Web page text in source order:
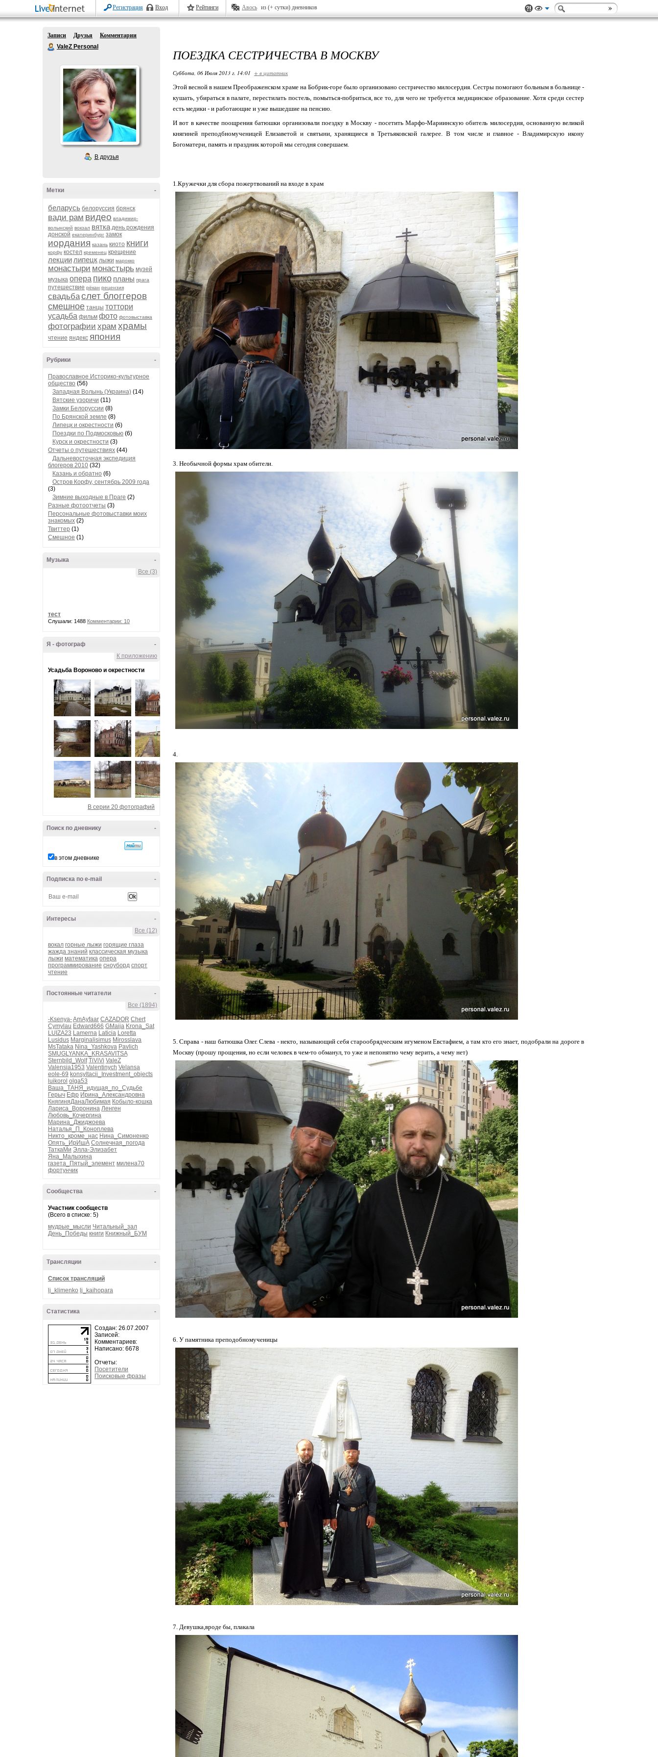
Регистрация Вход Рейтинги Авось из (+ сутки) дневников
Записи Друзья
Комментарии
ValeZ Personal
В друзья
-
Метки
беларусь белоруссия брянск
вади рам видео владимир-
волынский вокзал вятка день рождения
донской екатеринбург замок
иордания казань киото книги
корфу костел кременец крещение
лекции липецк лыжи марокко
монастыри монастырь музей
музыка опера пико планы прага
путешествие рёкан рецензия
свадьбаслет блоггеров
смешное танцы тоттори
усадьба фильм фото фотовыставка
фотографии храм храмы
чтение яндекс япония
-
Рубрики
Православное Историко-культурное
общество (56)
Западная Волынь (Украина) (14)
Вятские узоричи (11)
Замки Белоруссии (8)
По Брянской земле (8)
Липецк и окрестности (6)
Поездки по Подмосковью (6)
Курск и окрестности (3)
Отчеты о путешествиях (44)
Дальневосточная экспедиция
блогеров 2010 (32)
Казань и обратно (6)
Остров Корфу, сентябрь 2009 года
(3)
Зимние выходные в Праге (2)
Разные фотоотчеты (3)
Персональные фотовыставки моих
знакомых (2)
Твиттер (1)
Смешное (1)
-
Музыка
Все (3)
тест
Слушали: 1488 Комментарии: 10
-
Я - фотограф
К приложению
Усадьба Вороново и окрестности
В серии 20 фотографий
-
Поиск по дневнику
в этом дневнике
-
Подписка по e-mail
-
Интересы
Все (12)
вокал горные лыжи горящие глаза
жажда знаний классическая музыка
лыжи математика опера
программирование сноуборд спорт
чтение
-
Постоянные читатели
Все (1894)
-Ksenya-AmAyfaar CAZADOR Chert
Cymylau Edward666 GMaija Krona_Sat
LUIZA23 Lamerna Laticia Loretta
Lusidus Marginalisimus Mirosslava
MsTataka Nina_Yashkova Pavlich
SMUGLYANKA_KRASAVITSA
Sternbild_Wolf TiViVi ValeZ
Valensia1953 Valentinych Velansa
eole-69 konsyltacii_Investment_objects
luikorol olga53
Ваша_ТАНЯ_идущая_по_Судьбе
Герыч Ефр Ирина_Александровна
КнягиняДанаЛюбимая Кобыло-кошка
Лариса_Воронина Ленген
Любовь_Кочергина
Марина_Джиджоева
Наталья_П_Коноплева
Никто_кроме_нас Нина_Симоненко
Опять_ИрИшА Солнечная_погода
ТаткаМи Элла-Элизабет
Яна_Малыхина
газета_Пятый_элемент милена70
фортунчик
-
Сообщества
Участник сообществ
(Всего в списке: 5)
мудрые_мысли Читальный_зал
День_Победы книги Книжный_БУМ
-
Трансляции
Список трансляций
lj_klimenko lj_kaihopara
-
Статистика
Создан: 26.07.2007
Записей:
Комментариев:
Написано: 6678
Отчеты:
Посетители
Поисковые фразы
ПОЕЗДКА СЕСТРИЧЕСТВА В МОСКВУ
Суббота, 06 Июля 2013 г. 14:01 + в цитатник
Этой весной в нашем Преображенском храме на Бобрик-горе было организовано сестричество милосердия. Сестры помогают больным в больнице -
кушать, убираться в палате, перестилать постель, помыться-побриться, все то, для чего не требуется медицинское образование. Хотя среди сестер
есть медики - и работающие и уже вышедшие на пенсию.
И вот в качестве поощрения батюшки организовали поездку в Москву - посетить Марфо-Мариинскую обитель милосердия, основанную великой
княгиней преподбномученицей Елизаветой и святыни, хранящиеся в Третьяковской галерее. В том числе и главное - Владимирскую икону
Богоматери, память и праздник которой мы сегодня совершаем.
1.Кружечки для сбора пожертвований на входе в храм
3. Необычной формы храм обители.
4.
5. Справа - наш батюшка Олег. Слева - некто, называющий себя старообрядческим игуменом Евстафием, а там кто его знает, подобрали на дороге в
Москву (прошу прощения, но если человек в чем-то обманул, то уже и непонятно чему верить, а чему нет)
6. У памятника преподобномученицы
7. Девушка,вроде бы, плакала